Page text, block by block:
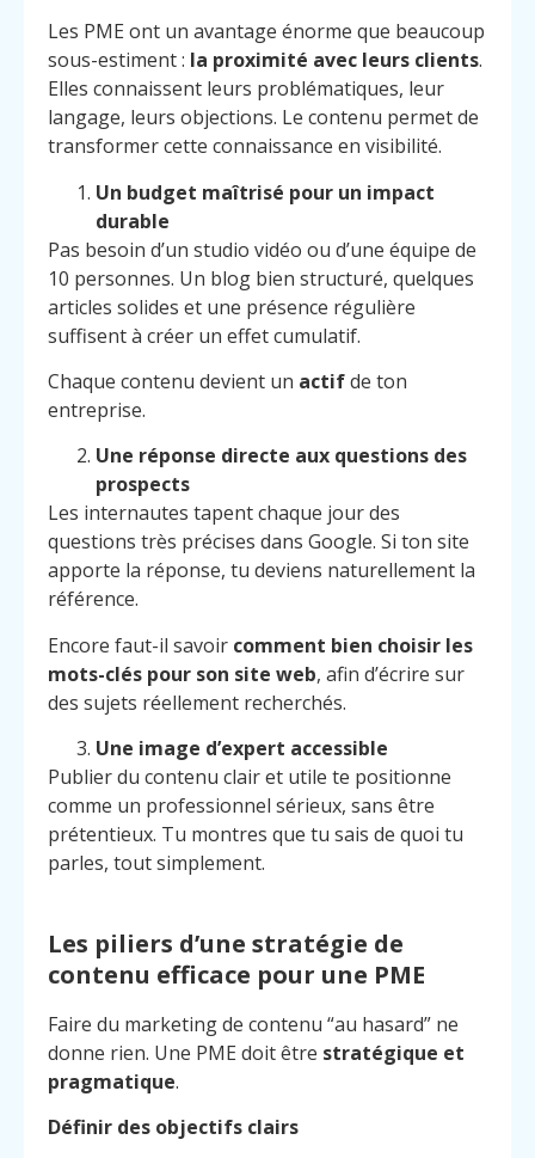
Les PME ont un avantage énorme que beaucoup
sous-estiment : la proximité avec leurs clients.
Elles connaissent leurs problématiques, leur
langage, leurs objections. Le contenu permet de
transformer cette connaissance en visibilité.
Un budget maîtrisé pour un impact
durable
Pas besoin d’un studio vidéo ou d’une équipe de
10 personnes. Un blog bien structuré, quelques
articles solides et une présence régulière
suffisent à créer un effet cumulatif.
Chaque contenu devient un actifde ton
entreprise.
Une réponse directe aux questions des
prospects
Les internautes tapent chaque jour des
questions très précises dans Google. Si ton site
apporte la réponse, tu deviens naturellement la
référence.
Encore faut-il savoir comment bien choisir les
mots-clés pour son site web, afin d’écrire sur
des sujets réellement recherchés.
Une image d’expert accessible
Publier du contenu clair et utile te positionne
comme un professionnel sérieux, sans être
prétentieux. Tu montres que tu sais de quoi tu
parles, tout simplement.
Les piliers d’une stratégie de
contenu efficace pour une PME
Faire du marketing de contenu “au hasard” ne
donne rien. Une PME doit être stratégique et
pragmatique.
Définir des objectifs clairs